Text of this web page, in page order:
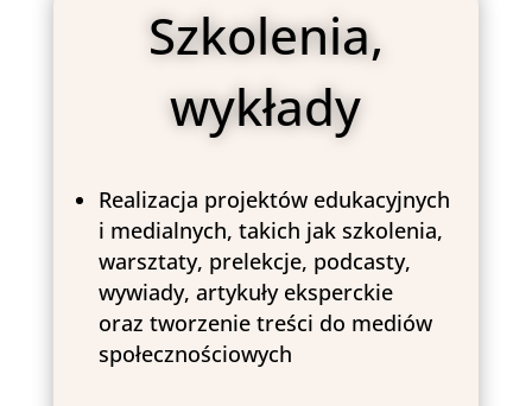
Szkolenia,
wykłady
Realizacja projektów edukacyjnych
i medialnych, takich jak szkolenia,
warsztaty, prelekcje, podcasty,
wywiady, artykuły eksperckie
oraz tworzenie treści do mediów
społecznościowych